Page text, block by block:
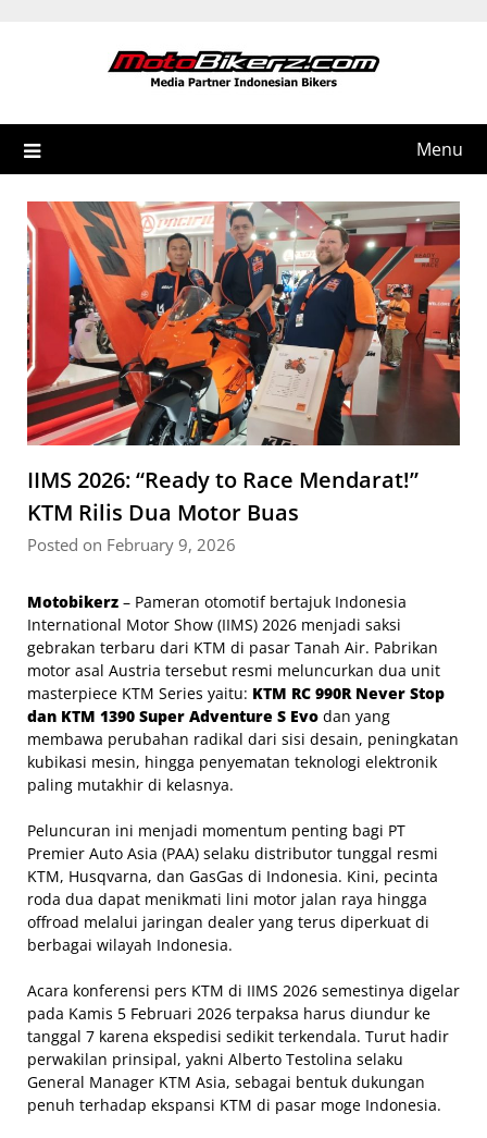
Menu
IIMS 2026: “Ready to Race Mendarat!”
KTM Rilis Dua Motor Buas
Posted on February 9, 2026
Motobikerz – Pameran otomotif bertajuk Indonesia
International Motor Show (IIMS) 2026 menjadi saksi
gebrakan terbaru dari KTM di pasar Tanah Air. Pabrikan
motor asal Austria tersebut resmi meluncurkan dua unit
masterpiece KTM Series yaitu: KTM RC 990R Never Stop
dan KTM 1390 Super Adventure S Evo dan yang
membawa perubahan radikal dari sisi desain, peningkatan
kubikasi mesin, hingga penyematan teknologi elektronik
paling mutakhir di kelasnya.
Peluncuran ini menjadi momentum penting bagi PT
Premier Auto Asia (PAA) selaku distributor tunggal resmi
KTM, Husqvarna, dan GasGas di Indonesia. Kini, pecinta
roda dua dapat menikmati lini motor jalan raya hingga
offroad melalui jaringan dealer yang terus diperkuat di
berbagai wilayah Indonesia.
Acara konferensi pers KTM di IIMS 2026 semestinya digelar
pada Kamis 5 Februari 2026 terpaksa harus diundur ke
tanggal 7 karena ekspedisi sedikit terkendala. Turut hadir
perwakilan prinsipal, yakni Alberto Testolina selaku
General Manager KTM Asia, sebagai bentuk dukungan
penuh terhadap ekspansi KTM di pasar moge Indonesia.